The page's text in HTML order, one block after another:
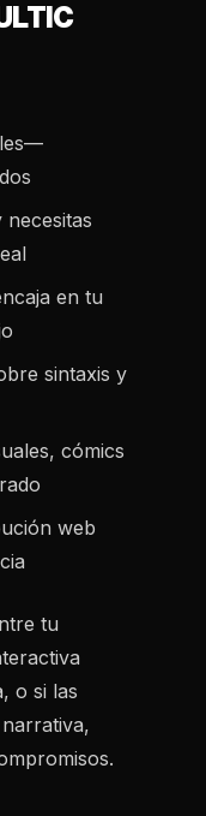
en tu
sintaxis y
cómics
web
tu
o si las